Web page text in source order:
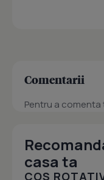
Comentarii
Pentru a
casa ta
COS